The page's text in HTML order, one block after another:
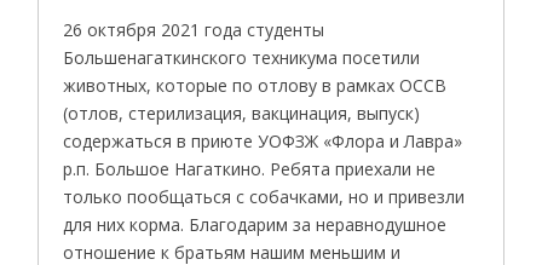
26 октября 2021 года студенты
Большенагаткинского техникума посетили
животных, которые по отлову в рамках ОССВ
(отлов, стерилизация, вакцинация, выпуск)
содержаться в приюте УОФЗЖ «Флора и Лавра»
р.п. Большое Нагаткино. Ребята приехали не
только пообщаться с собачками, но и привезли
для них корма. Благодарим за неравнодушное
отношение к братьям нашим меньшим и